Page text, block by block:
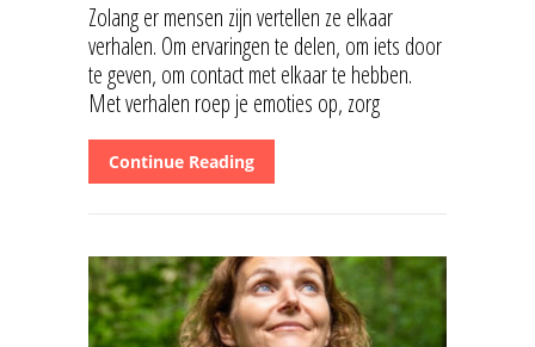
Zolang er mensen zijn vertellen ze elkaar
verhalen. Om ervaringen te delen, om iets door
te geven, om contact met elkaar te hebben.
Met verhalen roep je emoties op, zorg
Continue Reading